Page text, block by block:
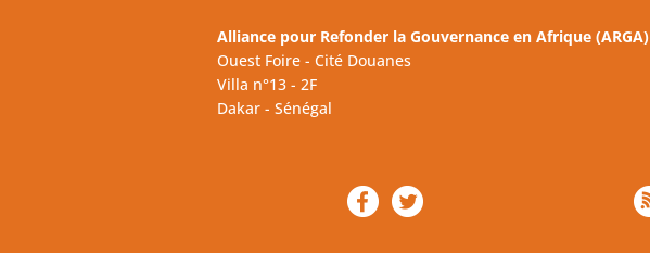
Alliance pour Refonder la Gouvernance en Afrique (ARGA)
Ouest Foire - Cité Douanes
Villa n°13 - 2F
Dakar - Sénégal